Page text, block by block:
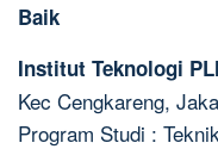
Baik
Institut Teknologi
Kec Cengkareng,
Program Studi :